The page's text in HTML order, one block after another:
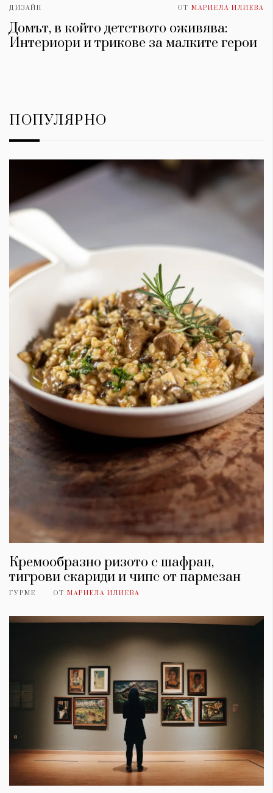
ДИЗАЙН ОТ МАРИЕЛА ИЛИЕВА
Домът, в който детството оживява:
Интериори и трикове за малките герои
ПОПУЛЯРНО
Кремообразно ризото с шафран,
тигрови скариди и чипс от пармезан
ГУРМЕ ОТ МАРИЕЛА ИЛИЕВА